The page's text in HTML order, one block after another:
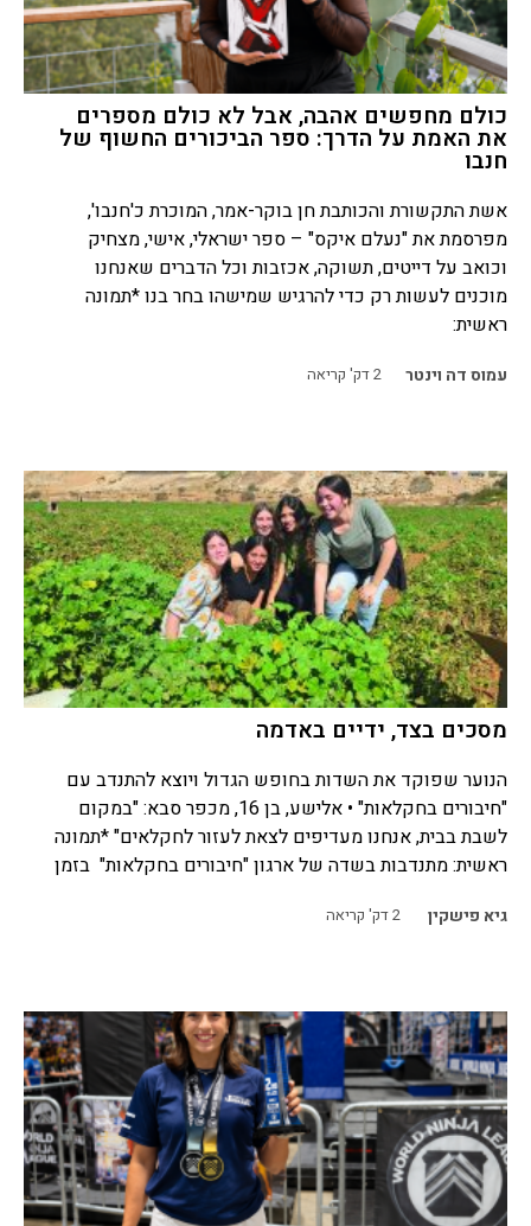
כולם מחפשים אהבה, אבל לא כולם מספרים
את האמת על הדרך: ספר הביכורים החשוף של
חנבו
אשת התקשורת והכותבת חן בוקר-אמר, המוכרת כ'חנבו',
מפרסמת את "נעלם איקס" – ספר ישראלי, אישי, מצחיק
וכואב על דייטים, תשוקה, אכזבות וכל הדברים שאנחנו
מוכנים לעשות רק כדי להרגיש שמישהו בחר בנו *תמונה
ראשית:
עמוס דה וינטר 2דק' קריאה
מסכים בצד, ידיים באדמה
הנוער שפוקד את השדות בחופש הגדול ויוצא להתנדב עם
"חיבורים בחקלאות" • אלישע, בן 16, מכפר סבא: "במקום
לשבת בבית, אנחנו מעדיפים לצאת לעזור לחקלאים" *תמונה
ראשית: מתנדבות בשדה של ארגון "חיבורים בחקלאות" בזמן
גיא פישקין 2דק' קריאה